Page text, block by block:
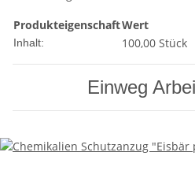
ProdukteigenschaftWert
Inhalt: 100,00 Stück
Einweg